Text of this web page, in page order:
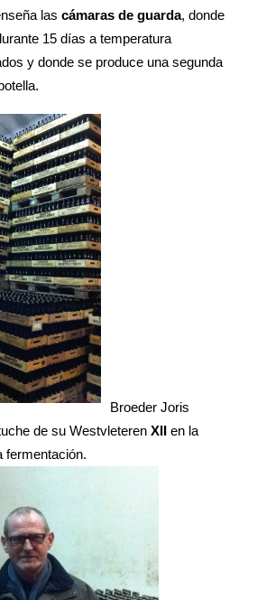
las cámaras de guarda, donde
15 días a temperatura
y donde se produce una segunda
Broeder Joris
de su Westvleteren XII en la
fermentación.